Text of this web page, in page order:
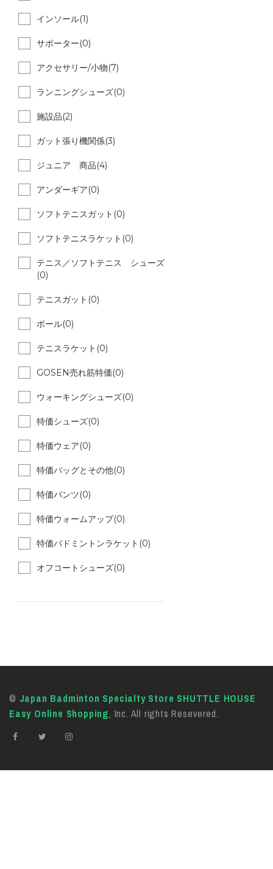
インソール(1)
サポーター(0)
アクセサリー/小物(7)
ランニングシューズ(0)
施設品(2)
ガット張り機関係(3)
ジュニア 商品(4)
アンダーギア(0)
ソフトテニスガット(0)
ソフトテニスラケット(0)
テニス／ソフトテニス シューズ
(0)
テニスガット(0)
ボール(0)
テニスラケット(0)
GOSEN売れ筋特価(0)
ウォーキングシューズ(0)
特価シューズ(0)
特価ウェア(0)
特価バッグとその他(0)
特価パンツ(0)
特価ウォームアップ(0)
特価バドミントンラケット(0)
オフコートシューズ(0)
© Japan Badminton Specialty Store SHUTTLE HOUSE
Easy Online Shopping, Inc. All rights Resevered.